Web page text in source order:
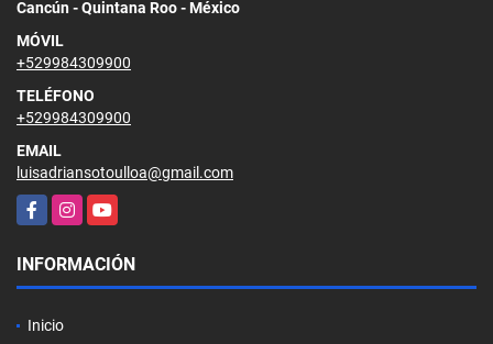
Cancún - Quintana Roo - México
MÓVIL
+529984309900
TELÉFONO
+529984309900
EMAIL
luisadriansotoulloa@gmail.com
FacebookInstagramYouTube
INFORMACIÓN
Inicio